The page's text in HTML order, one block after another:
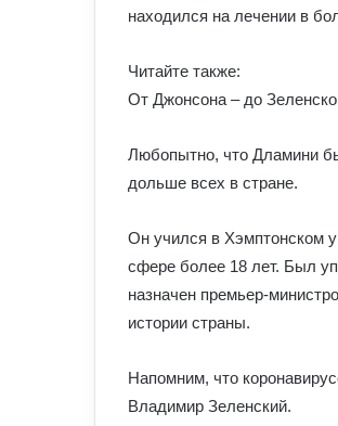
находился на лечении в
Читайте также:
От Джонсона – до
Любопытно, что Дламини
дольше всех в стране.
Он учился в Хэмптонском
сфере более 18 лет. Был
назначен премьер-
истории страны.
Напомним, что
Владимир Зеленский.